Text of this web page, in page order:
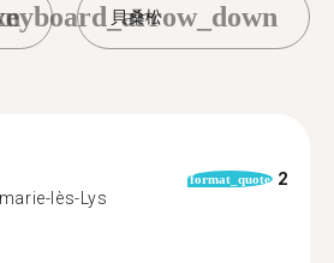
貝桑松
lès-Lys
format_quote 2